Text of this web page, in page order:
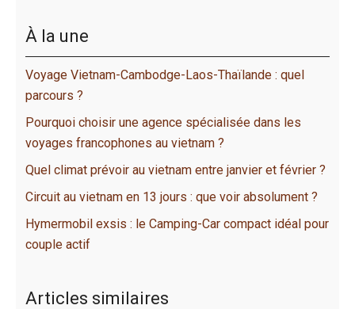
À la une
Voyage Vietnam-Cambodge-Laos-Thaïlande : quel
parcours ?
Pourquoi choisir une agence spécialisée dans les
voyages francophones au vietnam ?
Quel climat prévoir au vietnam entre janvier et février ?
Circuit au vietnam en 13 jours : que voir absolument ?
Hymermobil exsis : le Camping-Car compact idéal pour
couple actif
Articles similaires